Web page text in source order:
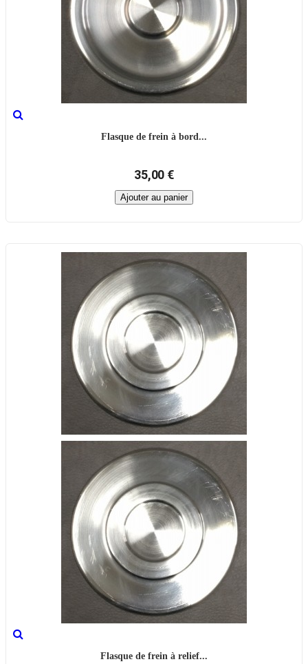
Flasque de frein à bord...
35,00 €
Ajouter au panier
Flasque de frein à relief...